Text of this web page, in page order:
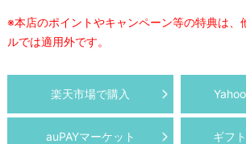
※本店のポイントやキャンペーン等の特典は、
ルでは適用外です。
楽天市場で購入
auPAYマーケット ギフ